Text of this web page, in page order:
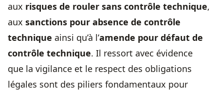
aux risques de rouler sans contrôle technique,
aux sanctions pour absence de contrôle
technique ainsi qu’à l’amende pour défaut de
contrôle technique. Il ressort avec évidence
que la vigilance et le respect des obligations
légales sont des piliers fondamentaux pour